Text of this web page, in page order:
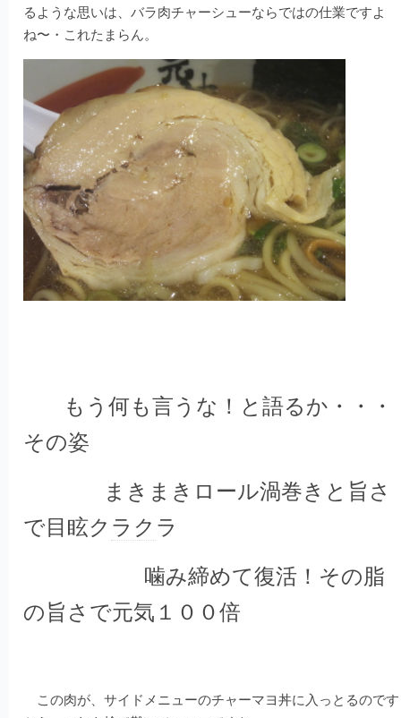
るような思いは、バラ肉チャーシューならではの仕業ですよ
ね〜・これたまらん。
もう何も言うな！と語るか・・・
その姿
まきまきロール渦巻きと旨さ
で目眩ク ラク ラ
噛み締めて復活！その脂
の旨さで元気１００倍
この肉が、サイドメニューのチャーマヨ丼に入っとるのです